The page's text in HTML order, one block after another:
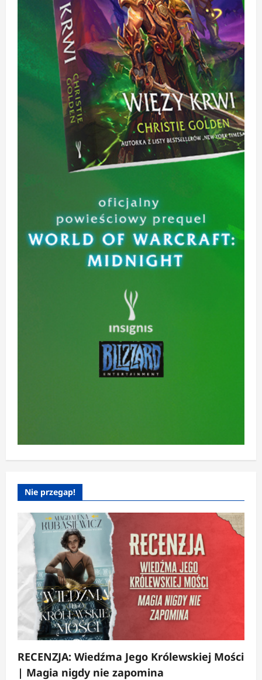
Nie przegap!
RECENZJA: Wiedźma Jego Królewskiej Mości
| Magia nigdy nie zapomina